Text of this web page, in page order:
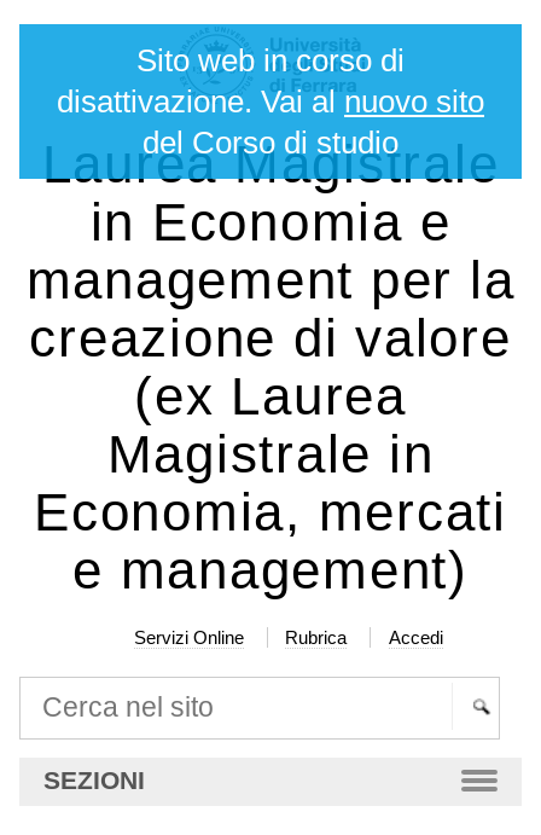
contenuti.
Salta
alla
navigazione
Sito web in corso di
disattivazione. Vai alnuovo sito
del Corso di studio
Laurea Magistrale
in Economia e
management per la
creazione di valore
(ex Laurea
Magistrale in
Economia, mercati
e management)
Servizi Online Rubrica Accedi
avanzata…
SEZIONI